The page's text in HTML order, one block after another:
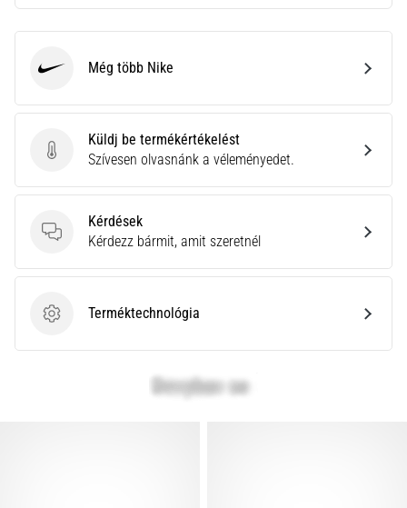
Küldj be termékértékelést
Küldj be termékértékelést
Szívesen olvasnánk a véleményedet.
Kérdések
Kérdések
Kérdezz bármit, amit szeretnél
Terméktechnológia
Terméktechnológia
Még több Nike